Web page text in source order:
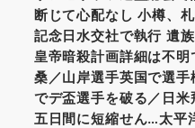
断じて心配なし 小樽、
記念日水交社で執行 遺
皇帝暗殺計画詳細は不
桑／山岸選手英国で選
でデ盃選手を破る／日
五日間に短縮せん…太平